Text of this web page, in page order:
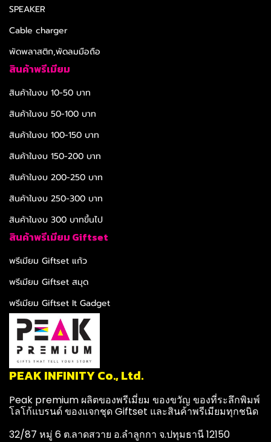
SPEAKER
Cable charger
พัดพลาสติก,พัดลมมือถือ
สินค้าพรีเมียม
สินค้าในงบ 10-50 บาท
สินค้าในงบ 50-100 บาท
สินค้าในงบ 100-150 บาท
สินค้าในงบ 150-200 บาท
สินค้าในงบ 200-250 บาท
สินค้าในงบ 250-300 บาท
สินค้าในงบ 300 บาทขึ้นไป
สินค้าพรีเมียม Giftset
พรีเมียม Giftset แก้ว
พรีเมียม Giftset สมุด
พรีเมียม Giftset It Gadget
PEAK INFINITY Co., Ltd.
Peak premium ผลิตของพรีเมี่ยม ของขวัญ ของที่ระลึกพิมพ์
โลโก้แบรนด์ ของแจกชุด Giftset และสินค้าพรีเมียมทุกชนิด
32/87 หมู่ 6 ต.ลาดสวาย อ.ลำลูกกา จ.ปทุมธานี 12150